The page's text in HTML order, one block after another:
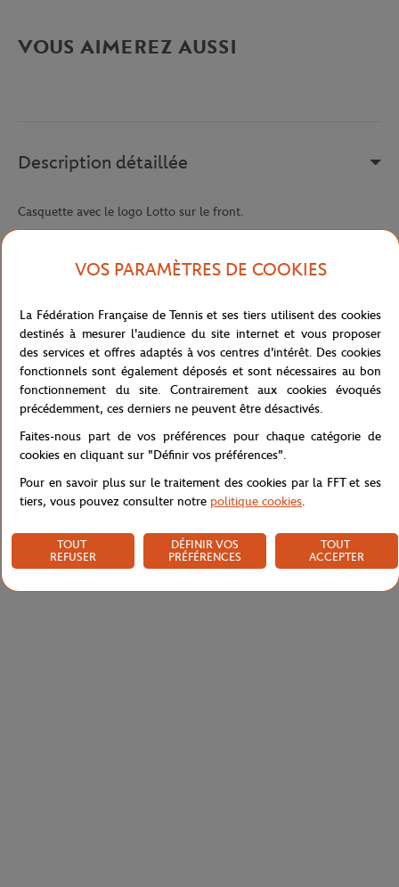
VOUS AIMEREZ AUSSI
Description détaillée
Casquette avec le logo Lotto sur le front.
Caractéristiques
Livraison et retours
VOS PARAMÈTRES DE COOKIES
La Fédération Française de Tennis et ses tiers utilisent des cookies
destinés à mesurer l'audience du site internet et vous proposer
des services et offres adaptés à vos centres d'intérêt. Des cookies
fonctionnels sont également déposés et sont nécessaires au bon
fonctionnement du site. Contrairement aux cookies évoqués
précédemment, ces derniers ne peuvent être désactivés.
Faites-nous part de vos préférences pour chaque catégorie de
cookies en cliquant sur "Définir vos préférences".
Pour en savoir plus sur le traitement des cookies par la FFT et ses
tiers, vous pouvez consulter notre politique cookies.
TOUT
REFUSER
DÉFINIR VOS
PRÉFÉRENCES
TOUT
ACCEPTER